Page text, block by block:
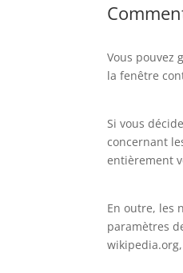
Vous pouvez
la fenêtre
Si vous
concernant
entièrement
En outre, les
paramètres